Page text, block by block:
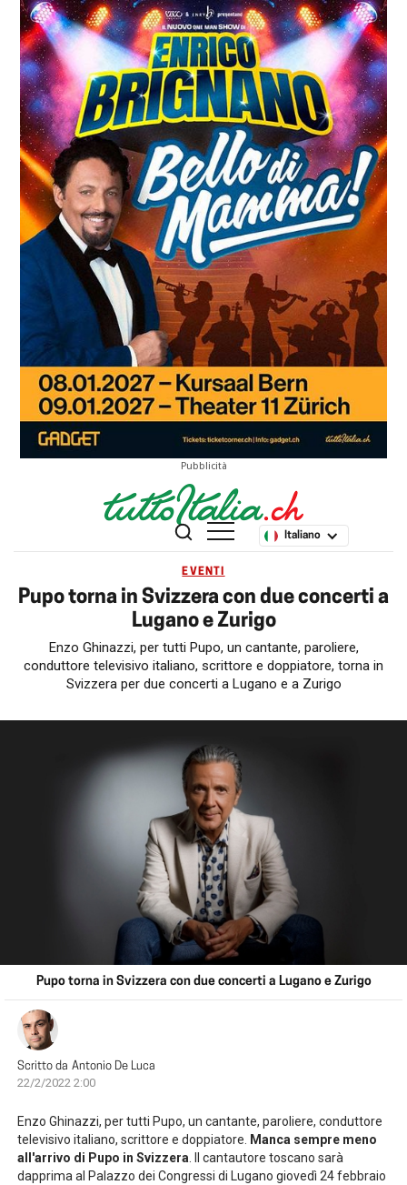
Pubblicità
Italiano
EVENTI
Pupo torna in Svizzera con due concerti a
Lugano e Zurigo
Enzo Ghinazzi, per tutti Pupo, un cantante, paroliere,
conduttore televisivo italiano, scrittore e doppiatore, torna in
Svizzera per due concerti a Lugano e a Zurigo
Pupo torna in Svizzera con due concerti a Lugano e Zurigo
Scritto da Antonio De Luca
22/2/2022 2:00
Enzo Ghinazzi, per tutti Pupo, un cantante, paroliere, conduttore
televisivo italiano, scrittore e doppiatore.
Manca sempre meno
all'arrivo di Pupo in Svizzera . Il cantautore toscano sarà
dapprima al Palazzo dei Congressi di Lugano giovedì 24 febbraio